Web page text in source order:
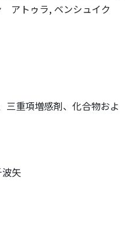
トゥラ, ベンシュイク
三重項増感剤、化合物およ
矢